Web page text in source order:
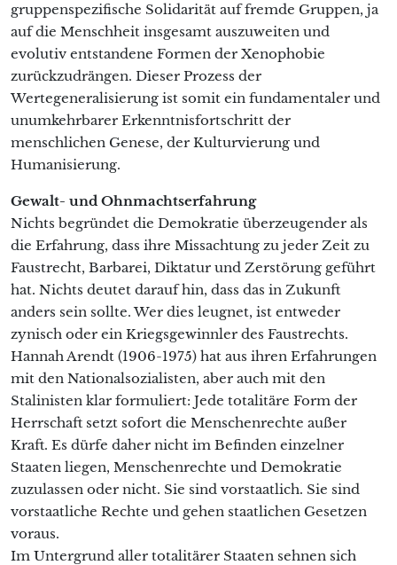
gruppenspezifische Solidarität auf fremde Gruppen, ja
auf die Menschheit insgesamt auszuweiten und
evolutiv entstandene Formen der Xenophobie
zurückzudrängen. Dieser Prozess der
Wertegeneralisierung ist somit ein fundamentaler und
unumkehrbarer Erkenntnisfortschritt der
menschlichen Genese, der Kulturvierung und
Humanisierung.
Gewalt- und Ohnmachtserfahrung
Nichts begründet die Demokratie überzeugender als
die Erfahrung, dass ihre Missachtung zu jeder Zeit zu
Faustrecht, Barbarei, Diktatur und Zerstörung geführt
hat. Nichts deutet darauf hin, dass das in Zukunft
anders sein sollte. Wer dies leugnet, ist entweder
zynisch oder ein Kriegsgewinnler des Faustrechts.
Hannah Arendt (1906-1975) hat aus ihren Erfahrungen
mit den Nationalsozialisten, aber auch mit den
Stalinisten klar formuliert: Jede totalitäre Form der
Herrschaft setzt sofort die Menschenrechte außer
Kraft. Es dürfe daher nicht im Befinden einzelner
Staaten liegen, Menschenrechte und Demokratie
zuzulassen oder nicht. Sie sind vorstaatlich. Sie sind
vorstaatliche Rechte und gehen staatlichen Gesetzen
voraus.
Im Untergrund aller totalitärer Staaten sehnen sich